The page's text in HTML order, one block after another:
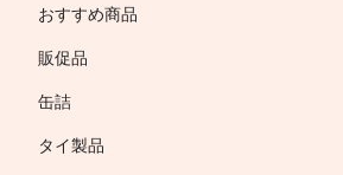
おすすめ商品
販促品
缶詰
タイ製品